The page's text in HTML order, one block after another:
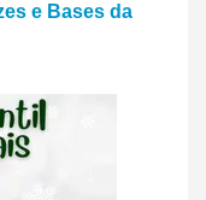
e Bases da